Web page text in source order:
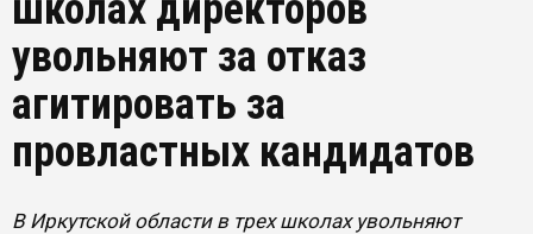
увольняют за отказ
агитировать за
провластных кандидатов
В Иркутской области в трех школах увольняют